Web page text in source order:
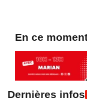
En ce
Dernières infos